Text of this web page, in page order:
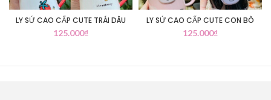
LY SỨ CAO CẤP CUTE TRÁI DÂU
125.000₫
LY SỨ CAO CẤP CUTE CON BÒ
125.000₫